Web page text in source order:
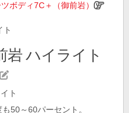
ツボディ7C＋（御前岩）
ト
岩 ハイライト
ト
50～60パーセント。